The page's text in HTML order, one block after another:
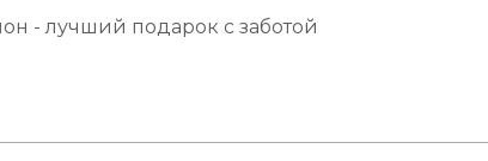
- лучший подарок с заботой